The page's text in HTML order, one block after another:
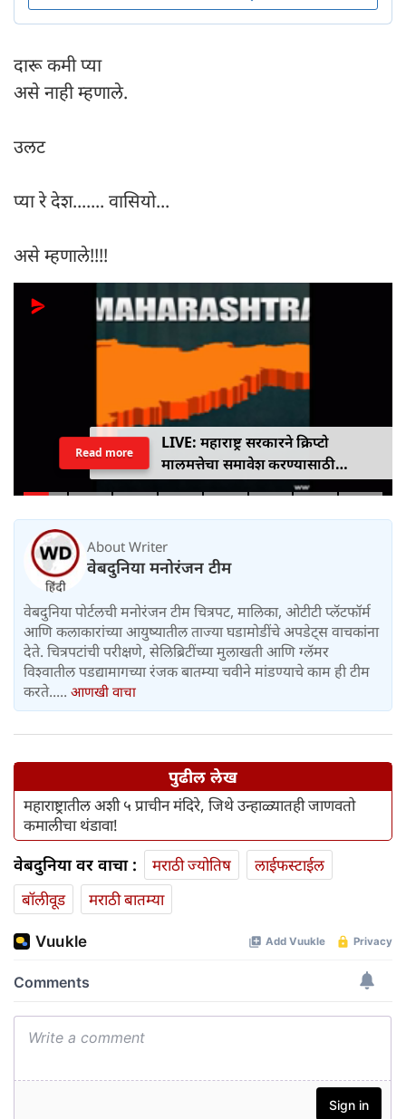
दारू कमी प्या
असे नाही म्हणाले.
उलट
प्या रे देश....... वासियो...
असे म्हणाले!!!!
LIVE: महाराष्ट्र सरकारने क्रिप्टो
मालमत्तेचा समावेश करण्यासाठी
एमपीआयडी कायद्यात दुरुस्ती केली
Read more
About Writer
वेबदुनिया मनोरंजन टीम
वेबदुनिया पोर्टलची मनोरंजन टीम चित्रपट, मालिका, ओटीटी प्लॅटफॉर्म
आणि कलाकारांच्या आयुष्यातील ताज्या घडामोडींचे अपडेट्स वाचकांना
देते. चित्रपटांची परीक्षणे, सेलिब्रिटींच्या मुलाखती आणि ग्लॅमर
विश्वातील पडद्यामागच्या रंजक बातम्या चवीने मांडण्याचे काम ही टीम
करते..... आणखी वाचा
पुढील लेख
महाराष्ट्रातील अशी ५ प्राचीन मंदिरे, जिथे उन्हाळ्यातही जाणवतो
कमालीचा थंडावा!
वेबदुनिया वर वाचा : मराठी ज्योतिष
लाईफस्टाईल
बॉलीवूड
मराठी बातम्या